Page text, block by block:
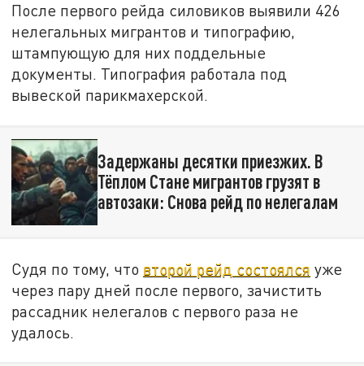
После первого рейда силовиков выявили 426
нелегальных мигрантов и типографию,
штампующую для них поддельные
документы. Типография работала под
вывеской парикмахерской.
Задержаны десятки приезжих. В
Тёплом Стане мигрантов грузят в
автозаки: Снова рейд по нелегалам
Судя по тому, что второй рейд состоялся уже
через пару дней после первого, зачистить
рассадник нелегалов с первого раза не
удалось.